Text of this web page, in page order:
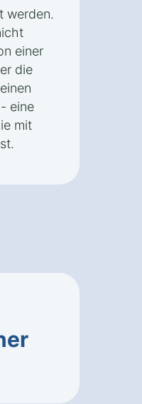
werden.
einer
die
eine
mit